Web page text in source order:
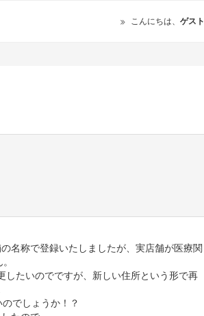
こんにちは、 ゲスト
名称で登録いたしましたが、実店舗が医療関
たいのでですが、新しい住所という形で再
でしょうか！？